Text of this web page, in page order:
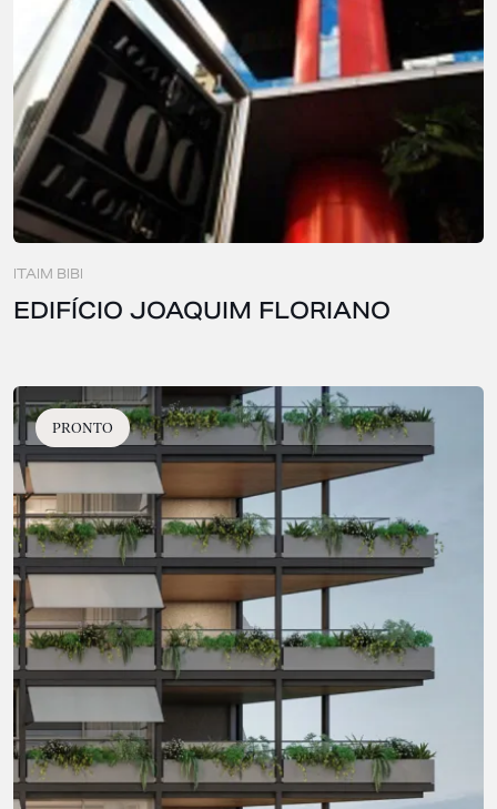
ITAIM BIBI
EDIFÍCIO JOAQUIM FLORIANO
PRONTO